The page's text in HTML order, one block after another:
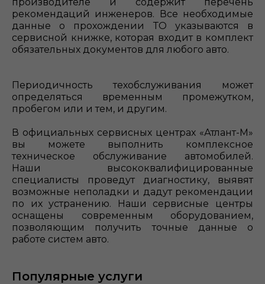
рекомендаций инженеров. Все необходимые
данные о прохождении ТО указываются в
сервисной книжке, которая входит в комплект
обязательных документов для любого авто.
Периодичность техобслуживания может
определяться временным промежутком,
пробегом или и тем, и другим.
В официальных сервисных центрах «Атлант-М»
вы можете выполнить комплексное
техническое обслуживание автомобилей.
Наши высококвалифицированные
специалисты проведут диагностику, выявят
возможные неполадки и дадут рекомендации
по их устранению. Наши сервисные центры
оснащены современным оборудованием,
позволяющим получить точные данные о
работе систем авто.
Популярные услуги